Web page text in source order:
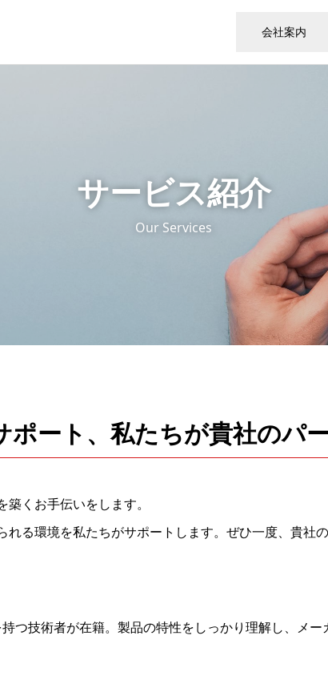
会社案内
サービス紹介
Our Services
ポート、私たちが貴社のパ
くお手伝いをします。
る環境を私たちがサポートします。ぜひ一度、貴社
つ技術者が在籍。製品の特性をしっかり理解し、メー